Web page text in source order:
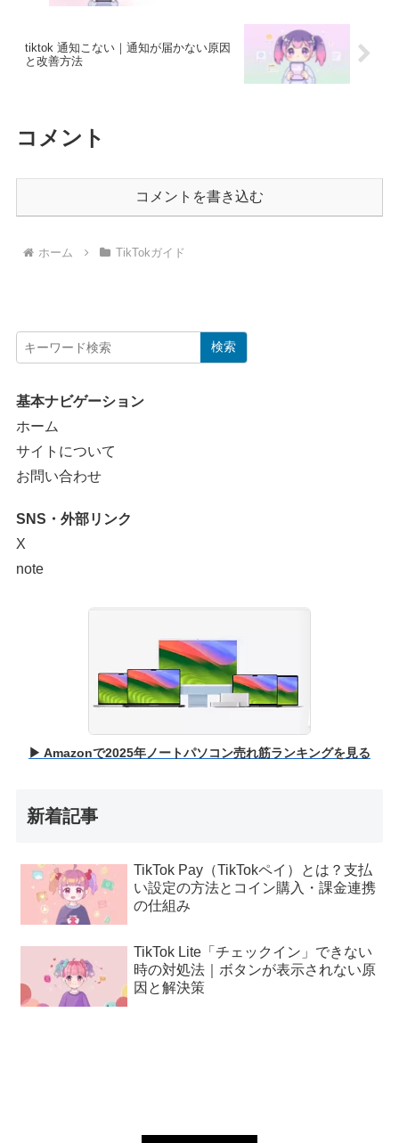
tiktok 通知こない｜通知が届かない原因
と改善方法
コメント
コメントを書き込む
ホーム TikTokガイド
検索
基本ナビゲーション
ホーム
サイトについて
お問い合わせ
SNS・外部リンク
X
note
▶ Amazonで2025年ノートパソコン売れ筋ランキングを見る
新着記事
TikTok Pay（TikTokペイ）とは？支払
い設定の方法とコイン購入・課金連携
の仕組み
TikTok Lite「チェックイン」できない
時の対処法｜ボタンが表示されない原
因と解決策